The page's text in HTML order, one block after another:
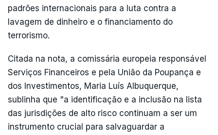
padrões internacionais para a luta contra a
lavagem de dinheiro e o financiamento do
terrorismo.
Citada na nota, a comissária europeia responsável
Serviços Financeiros e pela União da Poupança e
dos Investimentos, Maria Luís Albuquerque,
sublinha que "a identificação e a inclusão na lista
das jurisdições de alto risco continuam a ser um
instrumento crucial para salvaguardar a